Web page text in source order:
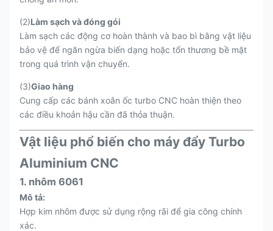
(2)Làm sạch và đóng gói
Làm sạch các động cơ hoàn thành và bao bì bằng vật liệu
bảo vệ để ngăn ngừa biến dạng hoặc tổn thương bề mặt
trong quá trình vận chuyển.
(3)Giao hàng
Cung cấp các bánh xoắn ốc turbo CNC hoàn thiện theo
các điều khoản hậu cần đã thỏa thuận.
Vật liệu phổ biến cho máy đẩy Turbo
Aluminium CNC
1. nhôm 6061
Mô tả:
Hợp kim nhôm được sử dụng rộng rãi để gia công chính
xác.